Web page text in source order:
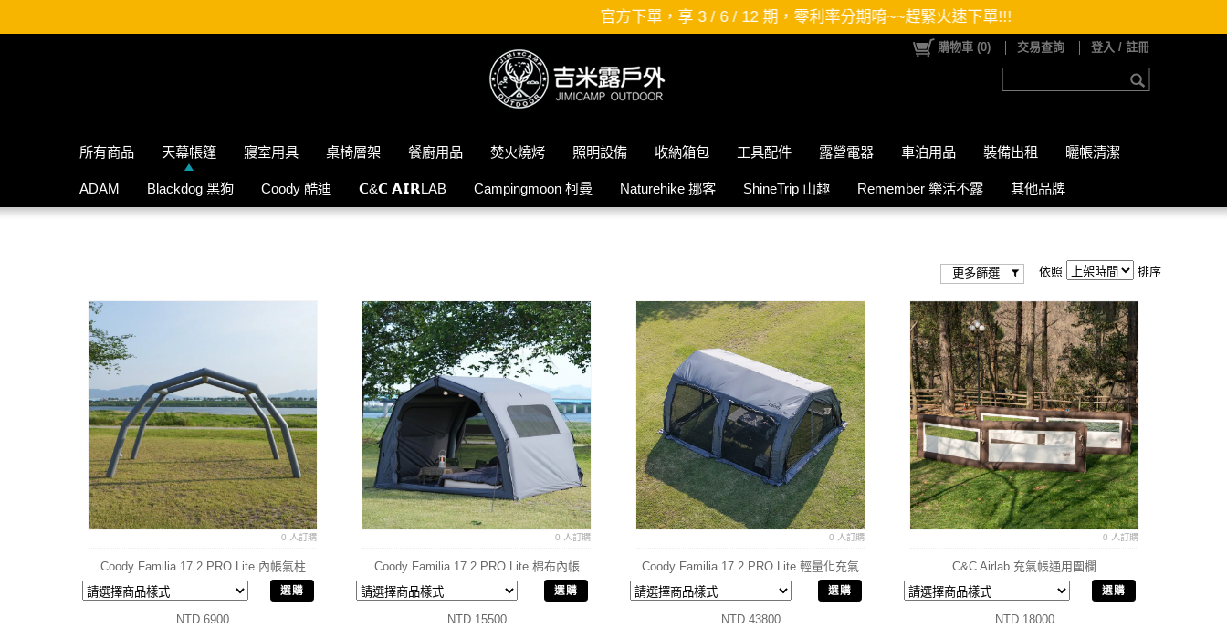
官方下單，享 3 / 6 / 12 期，零利率分期唷~~趕緊火速下單!!!
所有商品 天幕帳篷 寢室用具 桌椅層架 餐廚用品 焚火燒烤 照明設備 收納箱包 工具配件 露營電器 車泊用品 裝備出租 曬帳清潔
ADAM Blackdog 黑狗 Coody 酷迪 𝗖&𝗖 𝗔𝗜𝗥LAB Campingmoon 柯曼 Naturehike 挪客 ShineTrip 山趣 Remember 樂活不露 其他品牌
購物車 (0) 交易查詢 登入 / 註冊
更多篩選 依照 排序
0 人訂購
Coody Familia 17.2 PRO Lite 內帳氣柱
選購
NTD 6900
0 人訂購
Coody Familia 17.2 PRO Lite 棉布內帳
選購
NTD 15500
0 人訂購
Coody Familia 17.2 PRO Lite 輕量化充氣
帳篷
選購
NTD 43800
0 人訂購
C&C Airlab 充氣帳通用圍欄
選購
NTD 18000